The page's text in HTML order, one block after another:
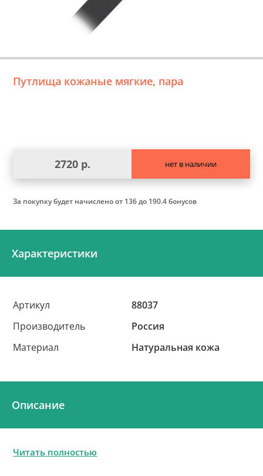
Путлища кожаные мягкие, пара
2720 р. нет в наличии
За покупку будет начисленоот 136 до 190.4 бонусов
Характеристики
Артикул
88037
Производитель
Россия
Материал
Натуральная кожа
Описание
Читать полностью